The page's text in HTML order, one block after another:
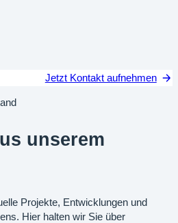
Jetzt Kontakt aufnehmen
unserem
Projekte, Entwicklungen und
Hier halten wir Sie über